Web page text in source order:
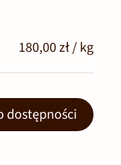
180,00 zł / kg
dostępności